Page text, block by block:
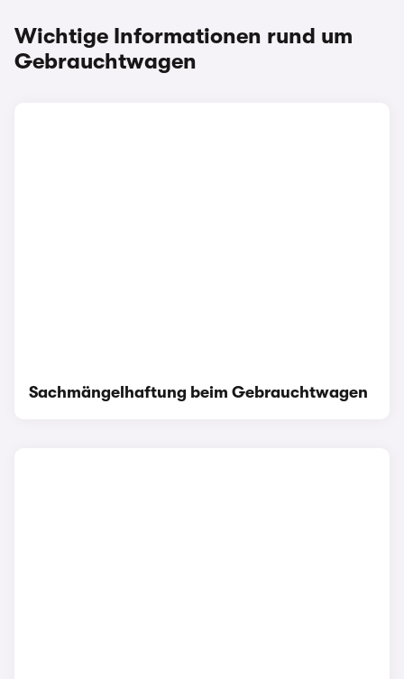
Wichtige Informationen rund um
Gebrauchtwagen
Sachmängelhaftung beim Gebrauchtwagen